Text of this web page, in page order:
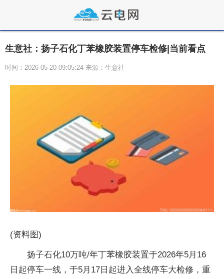
生意社：扬子石化丁苯橡胶装置停车检修|当前看点
时间：2026-05-20 09:05:24 来源：生意社
(资料图)
扬子石化10万吨/年丁苯橡胶装置于2026年5月16
日起停车一线，于5月17日起进入全线停车大检修，重